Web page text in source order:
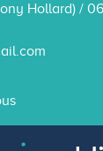
Hollard) /